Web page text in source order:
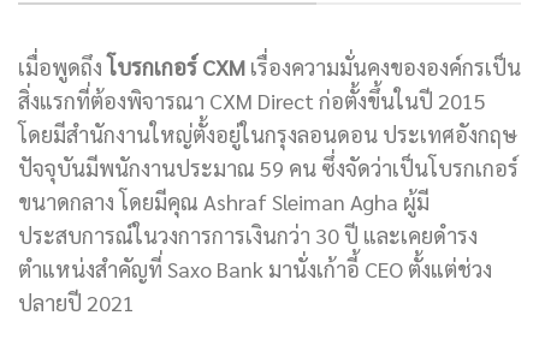
เมื่อพูดถึง โบรกเกอร์ CXM เรื่องความมั่นคงขององค์กรเป็น
สิ่งแรกที่ต้องพิจารณา CXM Direct ก่อตั้งขึ้นในปี 2015
โดยมีสำนักงานใหญ่ตั้งอยู่ในกรุงลอนดอน ประเทศอังกฤษ
ปัจจุบันมีพนักงานประมาณ 59 คน ซึ่งจัดว่าเป็นโบรกเกอร์
ขนาดกลาง โดยมีคุณ Ashraf Sleiman Agha ผู้มี
ประสบการณ์ในวงการการเงินกว่า 30 ปี และเคยดำรง
ตำแหน่งสำคัญที่ Saxo Bank มานั่งเก้าอี้ CEO ตั้งแต่ช่วง
ปลายปี 2021